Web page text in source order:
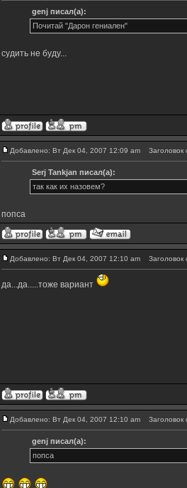
genj писал(а):
Почитай "Дарон гениален"
судить не буду...
Добавлено: Вт Дек 04, 2007 12:09 am Заголовок
Serj Tankjan писал(а):
так как их назовем?
попса
Добавлено: Вт Дек 04, 2007 12:10 am Заголовок
да...да.....тоже вариант
Добавлено: Вт Дек 04, 2007 12:10 am Заголовок
genj писал(а):
попса